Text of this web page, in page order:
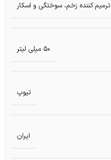
ترمیم کننده زخم، سوختگی و اسکار
50 میلی لیتر
تیوپ
ایران